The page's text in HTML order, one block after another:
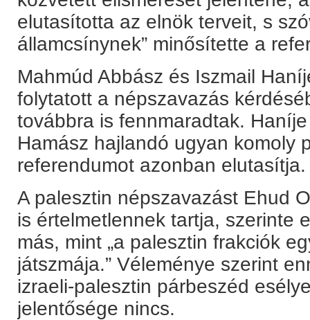
elutasította az elnök terveit, s
államcsínynek” minősítette a
Mahmúd Abbász és Iszmail
folytatott a népszavazás
továbbra is fennmaradtak.
Hamász hajlandó ugyan komoly
referendumot azonban elutasítja.
A palesztin népszavazást Ehud
is értelmetlennek tartja, szerinte
más, mint „a palesztin frakciók
játszmája.” Véleménye szerint
izraeli-palesztin párbeszéd
jelentősége nincs.